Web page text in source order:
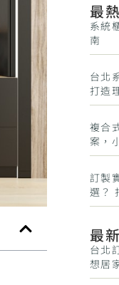
最
系統
南
台北
打造
複合
案，
訂製
選？
最
台北
想居